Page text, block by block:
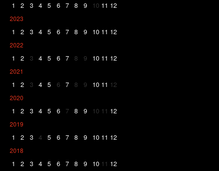
1 2 3 4 5 6 7 8 9 10 11 12
2023
1 2 3 4 5 6 7 8 9 10 11 12
2022
1 2 3 4 5 6 7 8 9 10 11 12
2021
1 2 3 4 5 6 7 8 9 10 11 12
2020
1 2 3 4 5 6 7 8 9 10 11 12
2019
1 2 3 4 5 6 7 8 9 10 11 12
2018
1 2 3 4 5 6 7 8 9 10 11 12